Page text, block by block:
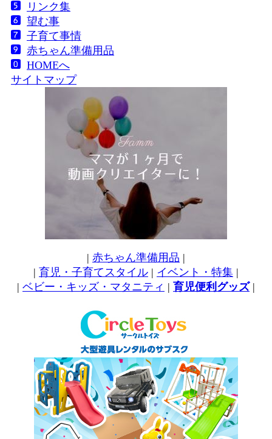
リンク集
望む事
子育て事情
赤ちゃん準備用品
HOMEへ
サイトマップ
| 赤ちゃん準備用品 |
| 育児・子育てスタイル | イベント・特集 |
| ベビー・キッズ・マタニティ | 育児便利グッズ|